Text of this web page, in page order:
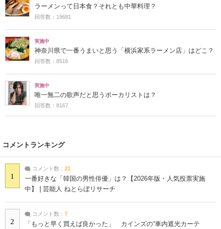
ラーメンって日本食？それとも中華料理？
回答数：19681
実施中
神奈川県で一番うまいと思う「横浜家系ラーメン店」はどこ？
回答数：8516
実施中
唯一無二の歌声だと思うボーカリストは？
回答数：8167
コメントランキング
1
コメント数： 21
一番好きな「韓国の男性俳優」は？【2026年版・人気投票実施
中】 | 芸能人 ねとらぼリサーチ
2
コメント数： 7
「もっと早く買えば良かった」 カインズの“車内遮光カーテ